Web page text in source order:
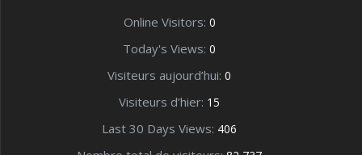
Online Visitors: 0
Today's Views: 0
Visiteurs aujourd’hui: 0
Visiteurs d’hier: 15
Last 30 Days Views: 406